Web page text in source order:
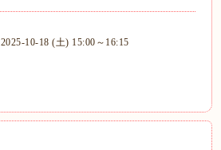
2025-10-18 (土) 15:00～16:15